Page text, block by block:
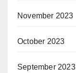
November 2023
October 2023
September 2023